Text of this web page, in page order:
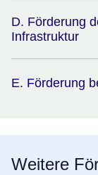
D. Förderung
Infrastruktur
E. Förderung
Weitere